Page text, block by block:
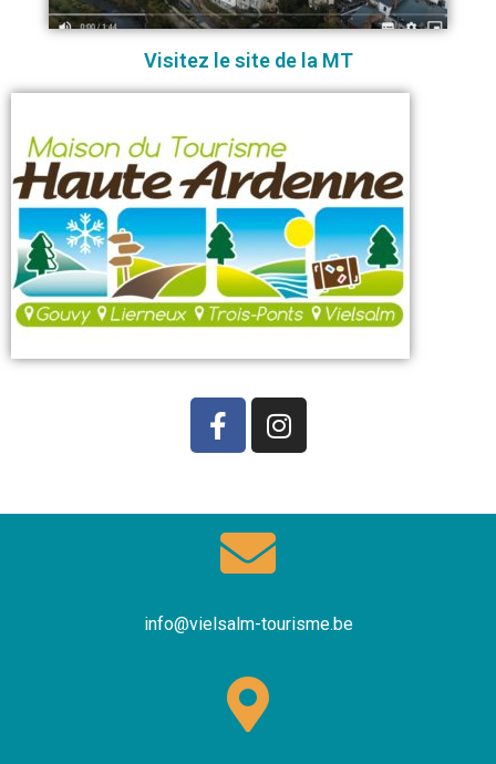
Visitez le site de la MT
info@vielsalm-tourisme.be